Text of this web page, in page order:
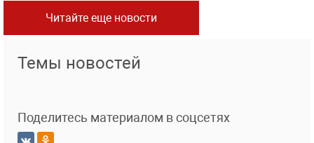
Читайте еще новости
Темы новостей
Поделитесь материалом в соцсетях